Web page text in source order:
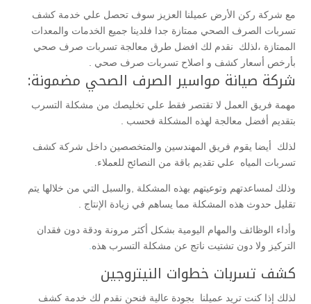
مع شركة ركن الأرض عميلنا العزيز سوف تحصل علي خدمة كشف
تسربات الصرف الصحي ممتازة جدا فلدينا جميع الخدمات والمعدات
الممتازة ،لذلك نقدم لك افضل طرق معالجة تسربات صرف صحي
بأرخص أسعار كشف و اصلاح تسربات صرف صحي .
شركة صيانة مواسير الصرف الصحي مضمونة:
مهمة فريق العمل لا تقتصر فقط علي تخليصك من مشكلة التسرب
بتقديم أفضل معالجة لهذه المشكلة فحسب .
لذلك أيضا يقوم فريق المهندسين والمتخصصين داخل شركة كشف
تسربات المياه علي تقديم باقة من النصائح للعملاء.
وذلك لمساعدتهم وتوعيتهم بهذه المشكلة ,والسبل التي من خلالها يتم
تقليل حدوث هذه المشكلة مما يساهم في زيادة الإنتاج .
وأداء الوظائف والمهام اليومية بشكل أكثر مرونة ودقة دون فقدان
التركيز ولا دون تشتيت ناتج عن مشكلة التسرب هذه
كشف تسربات خطوات النيتروجين
لذلك إذا كنت تريد عميلنا بجودة عالية فنحن نقدم لك خدمة كشف